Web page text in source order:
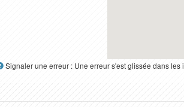
Signaler une erreur : Une erreur s'est glissée dans